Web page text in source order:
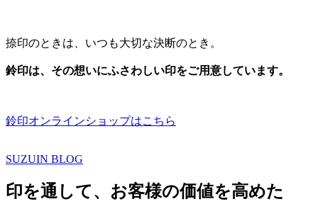
捺印のときは、いつも大切な決断のとき。
鈴印は、その想いにふさわしい印をご用意しています。
鈴印オンラインショップはこちら
SUZUIN BLOG
印を通して、お客様の価値を高めた